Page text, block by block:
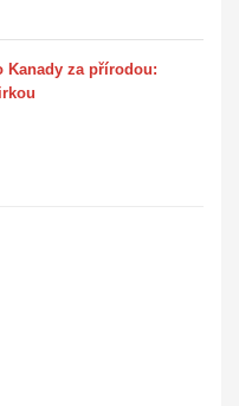
Kanady za přírodou: